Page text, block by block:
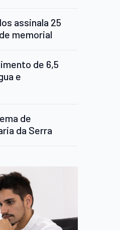
assinala 25
memorial
de 6,5
e
de
da Serra